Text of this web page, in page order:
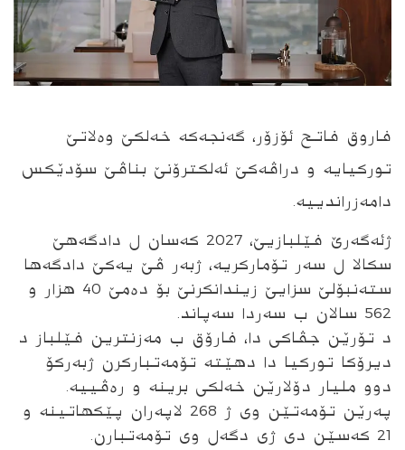
فاروق فاتح ئۆزۆر، گه‌نجه‌كه‌ خه‌لكێ وه‌لاتێ
توركیایه‌ و دراڤه‌كێ ئه‌لكترۆنێ بناڤێ سۆدێكس
دامه‌زراندییه‌.
ژئه‌گه‌رێ فێلبازیێ، 2027 كه‌سان ل دادگه‌هێ
سكالا ل سه‌ر تۆماركریه‌، ژبه‌ر ڤێ یه‌كێ دادگه‌ها
سته‌نبۆلێ سزایێ زیندانكرنێ بۆ ده‌مێ 40 هزار و
562 سالان ب سه‌ردا سه‌پاند.
د تۆرێن جڤاكى دا، فارۆق ب مه‌زنترین فێلباز د
دیرۆكا توركیا دا دهێته‌ تۆمه‌تباركرن ژبه‌ركۆ
دوو ملیار دۆلارێن خه‌لكى برینه‌ و ره‌ڤییه‌.
په‌رێن تۆمه‌تێن وى ژ 268 لاپه‌ران پێكهاتینه و
21 كه‌سێن دى ژى دگه‌ل وى تۆمه‌تبارن.